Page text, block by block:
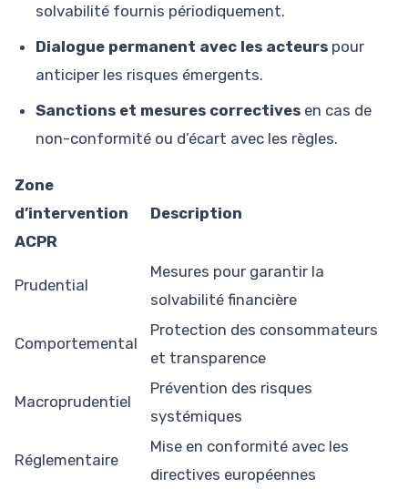
solvabilité fournis périodiquement.
Dialogue permanent avec les acteurs pour
anticiper les risques émergents.
Sanctions et mesures correctives en cas de
non-conformité ou d’écart avec les règles.
Zone
d’intervention
ACPR
Description
Prudential
Mesures pour garantir la
solvabilité financière
Comportemental
Protection des consommateurs
et transparence
Macroprudentiel
Prévention des risques
systémiques
Réglementaire
Mise en conformité avec les
directives européennes